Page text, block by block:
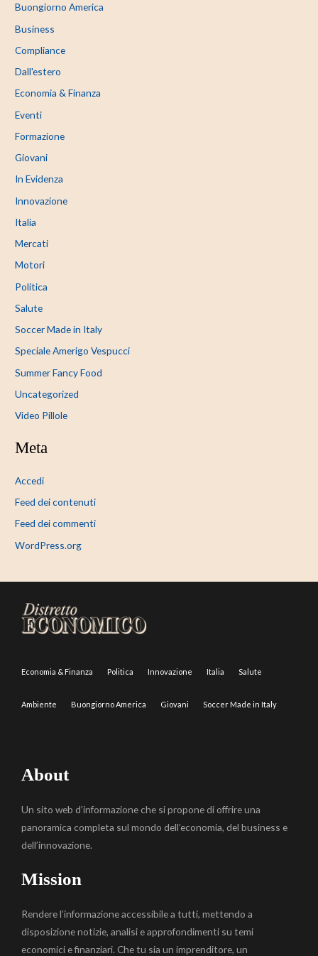
Buongiorno America
Business
Compliance
Dall'estero
Economia & Finanza
Eventi
Formazione
Giovani
In Evidenza
Innovazione
Italia
Mercati
Motori
Politica
Salute
Soccer Made in Italy
Speciale Amerigo Vespucci
Summer Fancy Food
Uncategorized
Video Pillole
Meta
Accedi
Feed dei contenuti
Feed dei commenti
WordPress.org
Economia & Finanza Politica Innovazione Italia Salute
Ambiente Buongiorno America Giovani Soccer Made in Italy
About
Un sito web d’informazione che si propone di offrire una
panoramica completa sul mondo dell’economia, del business e
dell’innovazione.
Mission
Rendere l’informazione accessibile a tutti, mettendo a
disposizione notizie, analisi e approfondimenti su temi
economici e finanziari. Che tu sia un imprenditore, un